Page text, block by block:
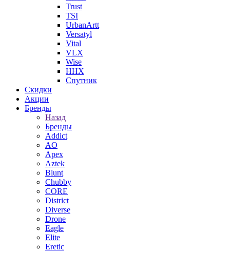
Trust
TSI
UrbanArtt
Versatyl
Vital
VLX
Wise
ННХ
Спутник
Скидки
Акции
Бренды
Назад
Бренды
Addict
AO
Apex
Aztek
Blunt
Chubby
CORE
District
Diverse
Drone
Eagle
Elite
Eretic